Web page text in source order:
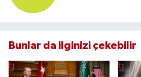
Bunlar da ilginizi çekebilir